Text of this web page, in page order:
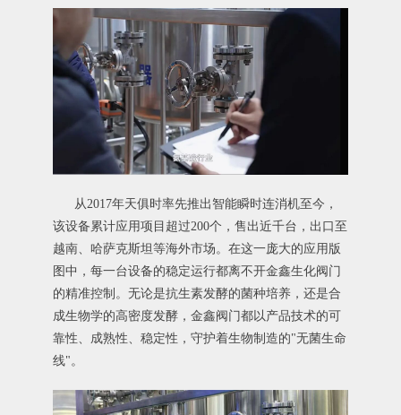
从2017年天俱时率先推出智能瞬时连消机至今，
该设备累计应用项目超过200个，售出近千台，出口至
越南、哈萨克斯坦等海外市场。在这一庞大的应用版
图中，每一台设备的稳定运行都离不开金鑫生化阀门
的精准控制。无论是抗生素发酵的菌种培养，还是合
成生物学的高密度发酵，金鑫阀门都以产品技术的可
靠性、成熟性、稳定性，守护着生物制造的"无菌生命
线"。